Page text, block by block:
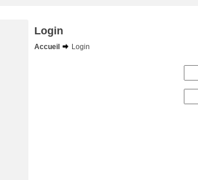
Login
Accueil
Login